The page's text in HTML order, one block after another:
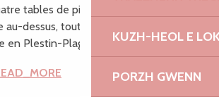
KUZH-HEOL E
PORZH GWENN
tables de pique-nique. Toilettes
dessus, tout proche du cinéma.
en Plestin-Plage en saison estivale.